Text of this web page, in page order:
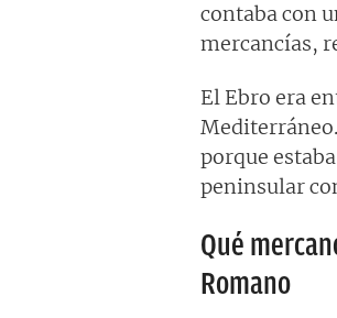
contaba con
mercancías,
El Ebro era
porque
peninsular
Qué
Romano